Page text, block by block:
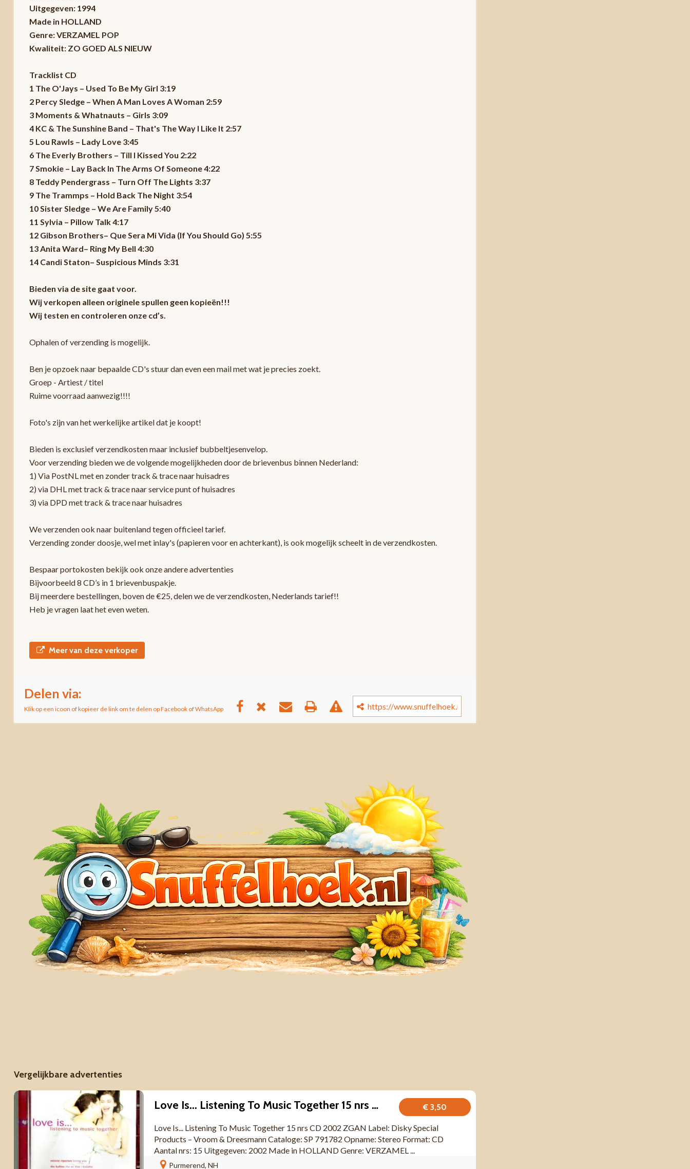
Uitgegeven: 1994
Made in HOLLAND
Genre: VERZAMEL POP
Kwaliteit: ZO GOED ALS NIEUW
Tracklist CD
1 The O'Jays – Used To Be My Girl 3:19
2 Percy Sledge – When A Man Loves A Woman 2:59
3 Moments & Whatnauts – Girls 3:09
4 KC & The Sunshine Band – That's The Way I Like It 2:57
5 Lou Rawls – Lady Love 3:45
6 The Everly Brothers – Till I Kissed You 2:22
7 Smokie – Lay Back In The Arms Of Someone 4:22
8 Teddy Pendergrass – Turn Off The Lights 3:37
9 The Trammps – Hold Back The Night 3:54
10 Sister Sledge – We Are Family 5:40
11 Sylvia – Pillow Talk 4:17
12 Gibson Brothers– Que Sera Mi Vida (If You Should Go) 5:55
13 Anita Ward– Ring My Bell 4:30
14 Candi Staton– Suspicious Minds 3:31
Bieden via de site gaat voor.
Wij verkopen alleen originele spullen geen kopieën!!!
Wij testen en controleren onze cd’s.
Ophalen of verzending is mogelijk.
Ben je opzoek naar bepaalde CD's stuur dan even een mail met wat je precies zoekt.
Groep - Artiest / titel
Ruime voorraad aanwezig!!!!
Foto's zijn van het werkelijke artikel dat je koopt!
Bieden is exclusief verzendkosten maar inclusief bubbeltjesenvelop.
Voor verzending bieden we de volgende mogelijkheden door de brievenbus binnen Nederland:
1) Via PostNL met en zonder track & trace naar huisadres
2) via DHL met track & trace naar service punt of huisadres
3) via DPD met track & trace naar huisadres
We verzenden ook naar buitenland tegen officieel tarief.
Verzending zonder doosje, wel met inlay's (papieren voor en achterkant), is ook mogelijk scheelt in de verzendkosten.
Bespaar portokosten bekijk ook onze andere advertenties
Bijvoorbeeld 8 CD’s in 1 brievenbuspakje.
Bij meerdere bestellingen, boven de €25, delen we de verzendkosten, Nederlands tarief!!
Heb je vragen laat het even weten.
Meer van deze verkoper
Delen via:
Klik op een icoon of kopieer de link om te delen op Facebook of WhatsApp
Vergelijkbare advertenties
€ 3,50
Love Is... Listening To Music Together 15 nrs CD 2002 ZGAN
Love Is... Listening To Music Together 15 nrs CD 2002 ZGAN Label: Disky Special
Products – Vroom & Dreesmann Cataloge: SP 791782 Opname: Stereo Format: CD
Aantal nrs: 15 Uitgegeven: 2002 Made in HOLLAND Genre: VERZAMEL ...
Purmerend, NH